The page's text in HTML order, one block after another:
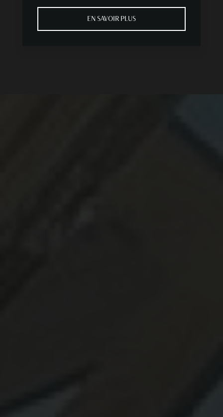
EN SAVOIR PLUS